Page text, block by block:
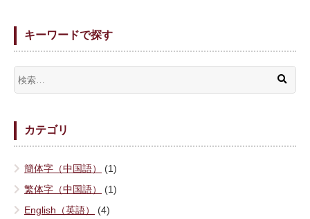
キーワードで探す
カテゴリ
簡体字（中国語）
(1)
繁体字（中国語）
(1)
English（英語）
(4)